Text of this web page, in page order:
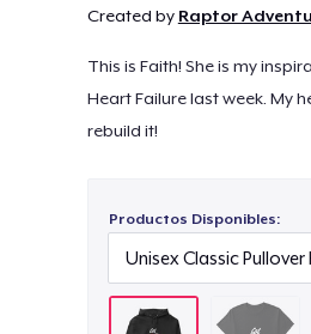
Created by Raptor
This is Faith! She is my
Heart Failure last week. My
rebuild it!
Productos Disponibles: